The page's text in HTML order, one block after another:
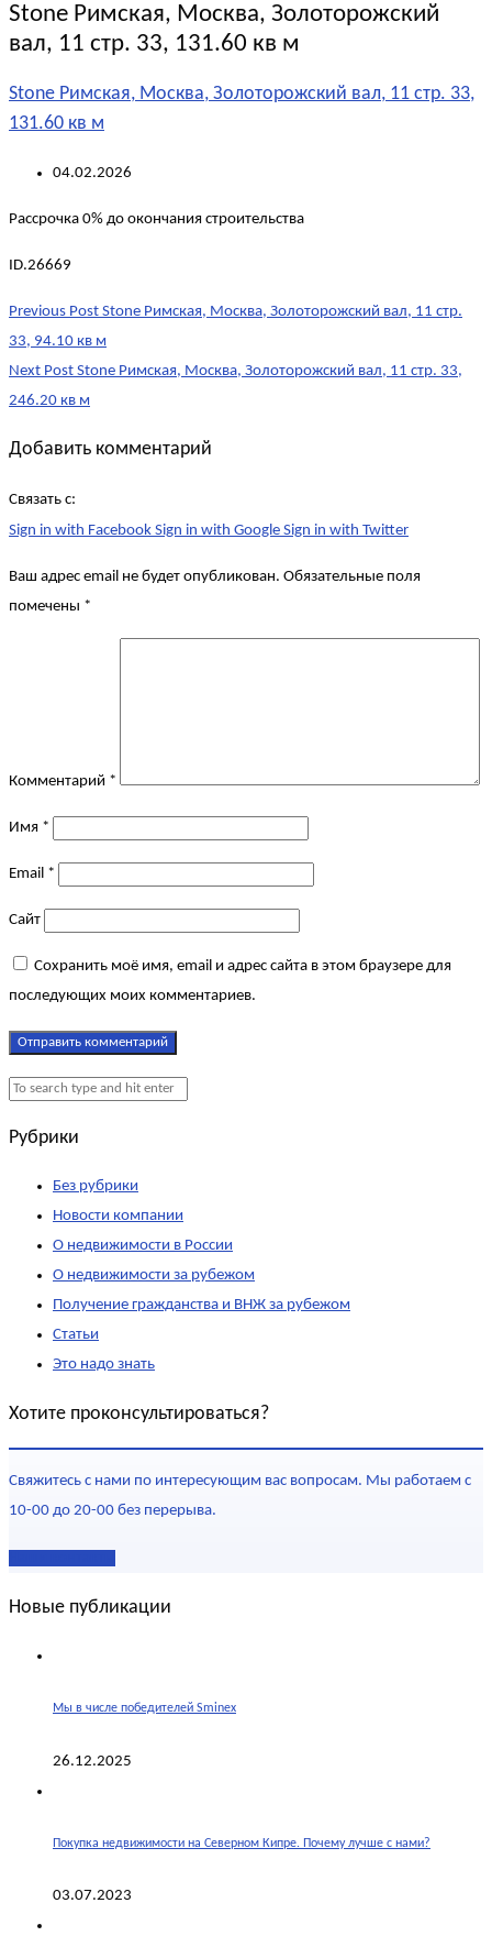
Stone Римская, Москва, Золоторожский
вал, 11 стр. 33, 131.60 кв м
Stone Римская, Москва, Золоторожский вал, 11 стр. 33,
131.60 кв м
04.02.2026
Рассрочка 0% до окончания строительства
ID.26669
Post
navigation
Previous Post Stone Римская, Москва, Золоторожский вал, 11 стр.
33, 94.10 кв м
Next Post Stone Римская, Москва, Золоторожский вал, 11 стр. 33,
246.20 кв м
Добавить комментарий
Связать с:
Sign in with Facebook Sign in with Google Sign in with Twitter
Ваш адрес email не будет опубликован. Обязательные поля
помечены *
Комментарий *
Имя *
Email *
Сайт
Сохранить моё имя, email и адрес сайта в этом браузере для
последующих моих комментариев.
Рубрики
Без рубрики
Новости компании
О недвижимости в России
О недвижимости за рубежом
Получение гражданства и ВНЖ за рубежом
Статьи
Это надо знать
Хотите проконсультироваться?
Свяжитесь с нами по интересующим вас вопросам. Мы работаем с
10-00 до 20-00 без перерыва.
Новые публикации
Мы в числе победителей Sminex
26.12.2025
Покупка недвижимости на Северном Кипре. Почему лучше с нами?
03.07.2023